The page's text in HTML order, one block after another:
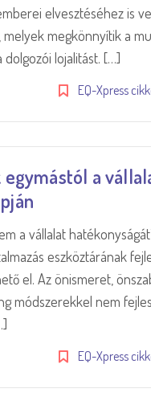
elvesztéséhez is
melyek megkönnyítik a
dolgozói lojalitást. […]
EQ-Xpress
a
a vállalat
eszköztárának
el. Az önismeret,
módszerekkel nem
EQ-Xpress